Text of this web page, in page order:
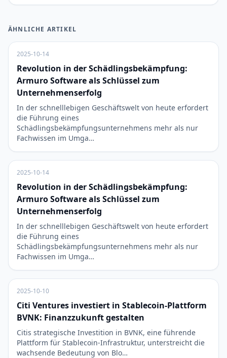
ÄHNLICHE ARTIKEL
2025-10-14
Revolution in der Schädlingsbekämpfung:
Armuro Software als Schlüssel zum
Unternehmenserfolg
In der schnelllebigen Geschäftswelt von heute erfordert
die Führung eines
Schädlingsbekämpfungsunternehmens mehr als nur
Fachwissen im Umga…
2025-10-14
Revolution in der Schädlingsbekämpfung:
Armuro Software als Schlüssel zum
Unternehmenserfolg
In der schnelllebigen Geschäftswelt von heute erfordert
die Führung eines
Schädlingsbekämpfungsunternehmens mehr als nur
Fachwissen im Umga…
2025-10-10
Citi Ventures investiert in Stablecoin-Plattform
BVNK: Finanzzukunft gestalten
Citis strategische Investition in BVNK, eine führende
Plattform für Stablecoin-Infrastruktur, unterstreicht die
wachsende Bedeutung von Blo…